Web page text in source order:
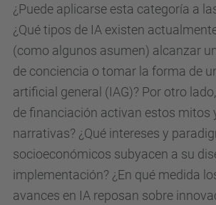
l
i
t
¿Puede aplicarse esta categoría a
¿Qué tipos de IA existen
(como algunos asumen) alcanzar
de conciencia o tomar la forma de
artificial general (IAG)? Por otro
de financiación activan estos mitos
narrativas? ¿Qué intereses y
socioeconómicos subyacen a su
implementación? ¿En qué medida
avances en IA reposan sobre